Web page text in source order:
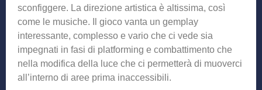
sconfiggere. La direzione artistica è altissima, così
come le musiche. Il gioco vanta un gemplay
interessante, complesso e vario che ci vede sia
impegnati in fasi di platforming e combattimento che
nella modifica della luce che ci permetterà di muoverci
all’interno di aree prima inaccessibili.